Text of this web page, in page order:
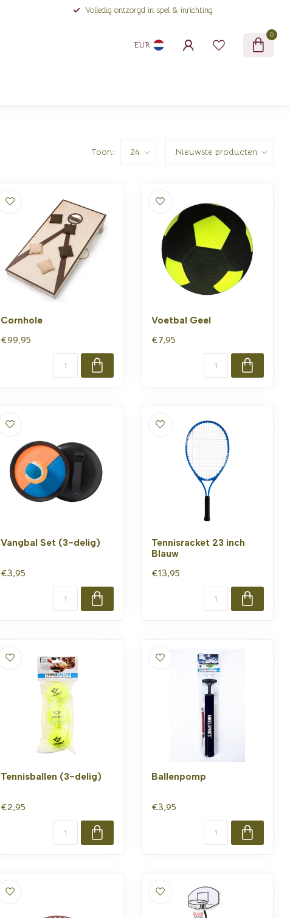
Volledig ontzorgd in spel & inrichting
EUR
0
Toon:
Cornhole
€99,95
Voetbal Geel
€7,95
Vangbal Set (3-delig)
€3,95
Tennisracket 23 inch
Blauw
€13,95
Tennisballen (3-delig)
€2,95
Ballenpomp
€3,95